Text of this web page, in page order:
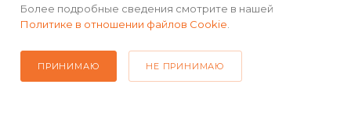
Более подробные сведения смотрите в нашей
Политике в отношении файлов Cookie
ПРИНИМАЮ НЕ ПРИНИМАЮ